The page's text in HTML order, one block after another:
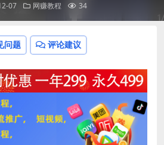
07 网赚教程 34
问题 评论建议